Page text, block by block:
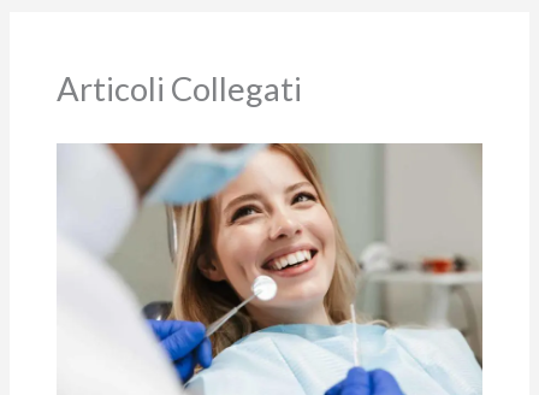
Articoli Collegati